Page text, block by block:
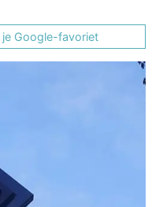
je Google-favoriet